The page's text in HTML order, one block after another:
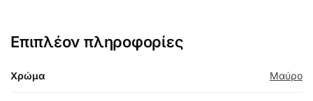
Επιπλέον πληροφορίες
Χρώμα Μαύρο